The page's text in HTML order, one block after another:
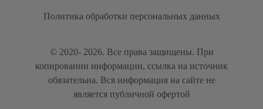
Политика обработки персональных данных
© 2020- 2026. Bce права защищены. При
копировании информации, ссылка на источник
обязательна. Вся информация на сайте не
является публичной офертой